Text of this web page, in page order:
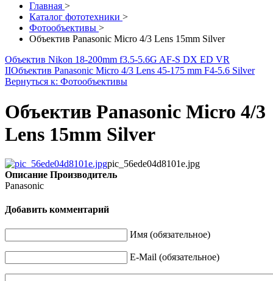
Главная >
Каталог фототехники >
Фотообъективы >
Объектив Panasonic Micro 4/3 Lens 15mm Silver
Объектив Nikon 18-200mm f3.5-5.6G AF-S DX ED VR
IIОбъектив Panasonic Micro 4/3 Lens 45-175 mm F4-5.6 Silver
Вернуться к: Фотообъективы
Объектив Panasonic Micro 4/3
Lens 15mm Silver
pic_56ede04d8101e.jpg
Описание Производитель
Panasonic
Добавить комментарий
Имя (обязательное)
E-Mail (обязательное)